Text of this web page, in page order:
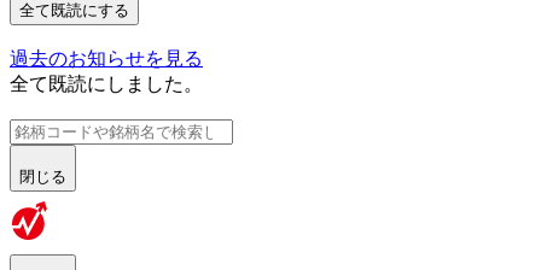
全て既読にする
過去のお知らせを見る
全て既読にしました。
閉じる